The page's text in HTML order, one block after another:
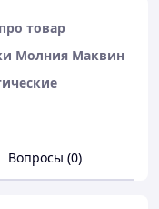
про товар
Молния Маквин
Вопросы (0)